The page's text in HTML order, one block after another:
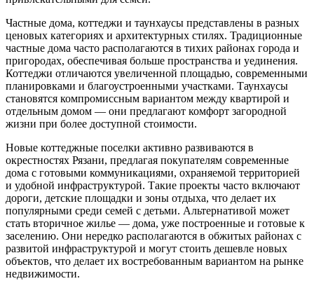
Частные дома, коттеджи и таунхаусы представлены в разных
ценовых категориях и архитектурных стилях. Традиционные
частные дома часто располагаются в тихих районах города и
пригородах, обеспечивая больше пространства и уединения.
Коттеджи отличаются увеличенной площадью, современными
планировками и благоустроенными участками. Таунхаусы
становятся компромиссным вариантом между квартирой и
отдельным домом — они предлагают комфорт загородной
жизни при более доступной стоимости.
Новые коттеджные поселки активно развиваются в
окрестностях Рязани, предлагая покупателям современные
дома с готовыми коммуникациями, охраняемой территорией
и удобной инфраструктурой. Такие проекты часто включают
дороги, детские площадки и зоны отдыха, что делает их
популярными среди семей с детьми. Альтернативой может
стать вторичное жилье — дома, уже построенные и готовые к
заселению. Они нередко располагаются в обжитых районах с
развитой инфраструктурой и могут стоить дешевле новых
объектов, что делает их востребованным вариантом на рынке
недвижимости.